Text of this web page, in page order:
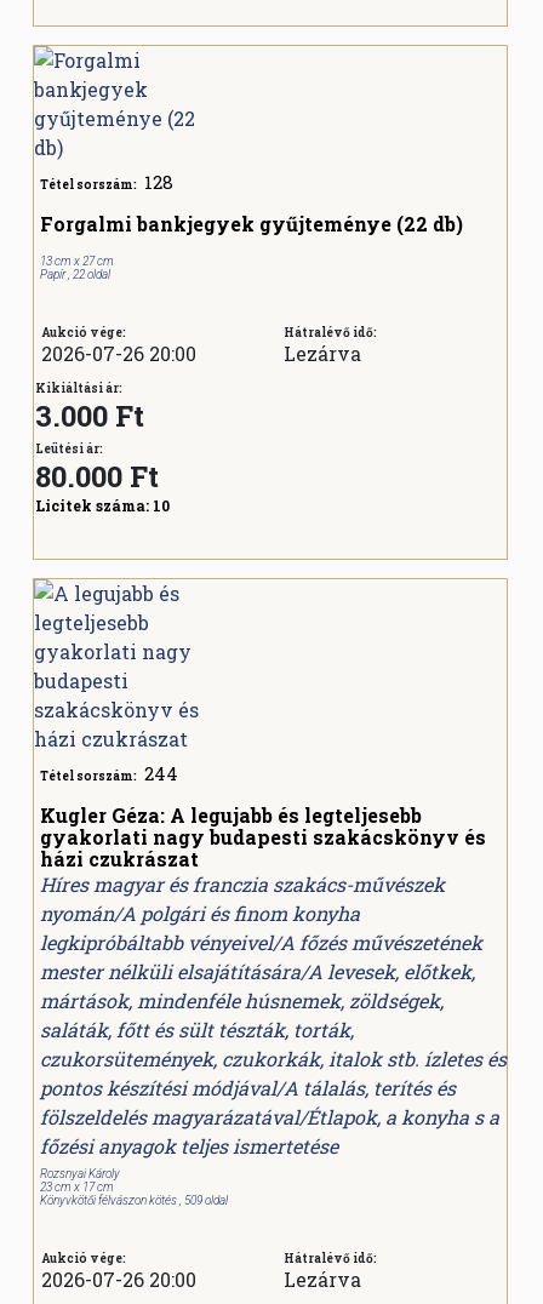
Tétel sorszám: 128
Forgalmi bankjegyek gyűjteménye (22 db)
13 cm x 27 cm
Papír , 22 oldal
Aukció vége:
2026-07-26 20:00
Hátralévő idő:
Lezárva
Kikiáltási ár:
3.000 Ft
Leütési ár:
80.000 Ft
Licitek száma: 10
Tétel sorszám: 244
Kugler Géza: A legujabb és legteljesebb
gyakorlati nagy budapesti szakácskönyv és
házi czukrászat
Híres magyar és franczia szakács-művészek
nyomán/A polgári és finom konyha
legkipróbáltabb vényeivel/A főzés művészetének
mester nélküli elsajátítására/A levesek, előtkek,
mártások, mindenféle húsnemek, zöldségek,
saláták, főtt és sült tészták, torták,
czukorsütemények, czukorkák, italok stb. ízletes és
pontos készítési módjával/A tálalás, terítés és
fölszeldelés magyarázatával/Étlapok, a konyha s a
főzési anyagok teljes ismertetése
Rozsnyai Károly
23 cm x 17 cm
Könyvkötői félvászon kötés , 509 oldal
Aukció vége:
2026-07-26 20:00
Hátralévő idő:
Lezárva